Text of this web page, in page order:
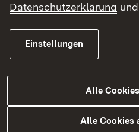
neuen Abteilungsleiter
„Michael Hagmann ist
umfassender Kenntnis
Verwaltungsebenen und
gleichmaßen bei uns im
Externen wie Städten,
Ministerien ein
Datenschutzerklärung
Einstellungen
Alle
Alle Cookies